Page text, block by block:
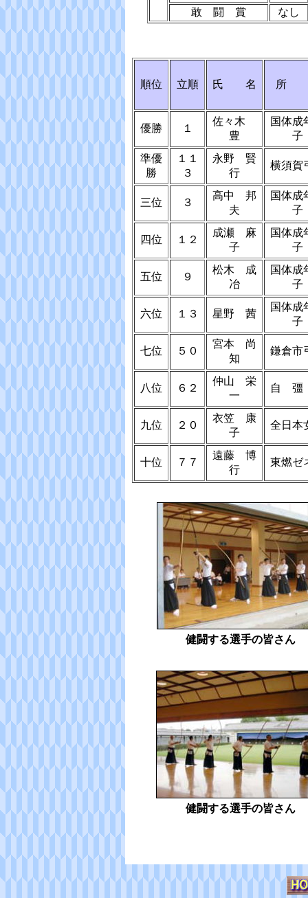
敢 闘 賞 なし
順位 立順 氏 名 所
優勝 １
佐々木
豊
国体成
子
準優
勝
１１
３
永野 賢
行
横須賀
三位 ３
高中 邦
夫
国体成
子
四位 １２
成瀬 麻
子
国体成
子
五位 ９
松木 成
冶
国体成
子
六位 １３ 星野 茜
国体成
子
七位 ５０
宮本 尚
知
鎌倉市
八位 ６２
仲山 栄
一
自
九位 ２０
衣笠 康
子
全日本
十位 ７７
遠藤 博
行
東燃ゼ
健闘する選手の皆さん
健闘する選手の皆さん